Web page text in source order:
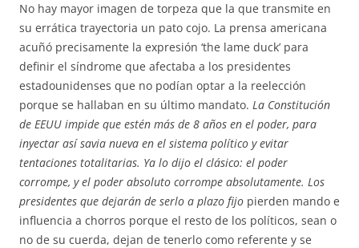
No hay mayor imagen de torpeza que la que transmite en
su errática trayectoria un pato cojo. La prensa americana
acuñó precisamente la expresión ‘the lame duck’ para
definir el síndrome que afectaba a los presidentes
estadounidenses que no podían optar a la reelección
porque se hallaban en su último mandato. La Constitución
de EEUU impide que estén más de 8 años en el poder, para
inyectar así savia nueva en el sistema político y evitar
tentaciones totalitarias. Ya lo dijo el clásico: el poder
corrompe, y el poder absoluto corrompe absolutamente. Los
presidentes que dejarán de serlo a plazo fijo pierden mando e
influencia a chorros porque el resto de los políticos, sean o
no de su cuerda, dejan de tenerlo como referente y se